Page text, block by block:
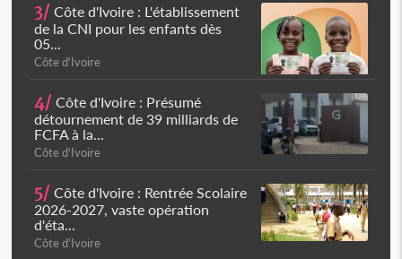
3/ Côte d'Ivoire : L'établissement
de la CNI pour les enfants dès
05...
Côte d'Ivoire
4/ Côte d'Ivoire : Présumé
détournement de 39 milliards de
FCFA à la...
Côte d'Ivoire
5/ Côte d'Ivoire : Rentrée Scolaire
2026-2027, vaste opération
d'éta...
Côte d'Ivoire